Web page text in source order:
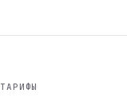
ТАРИФЫ